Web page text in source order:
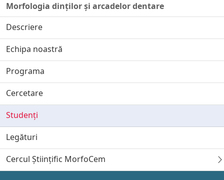
Morfologia dinților și arcadelor dentare
Descriere
Echipa noastră
Programa
Cercetare
Studenți
Legături
Cercul Științific MorfoCem